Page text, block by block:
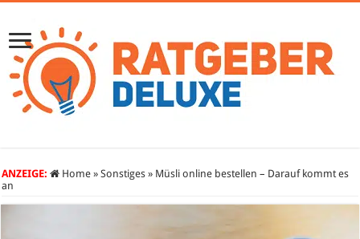
ANZEIGE: Home » Sonstiges » Müsli online bestellen – Darauf kommt es
an